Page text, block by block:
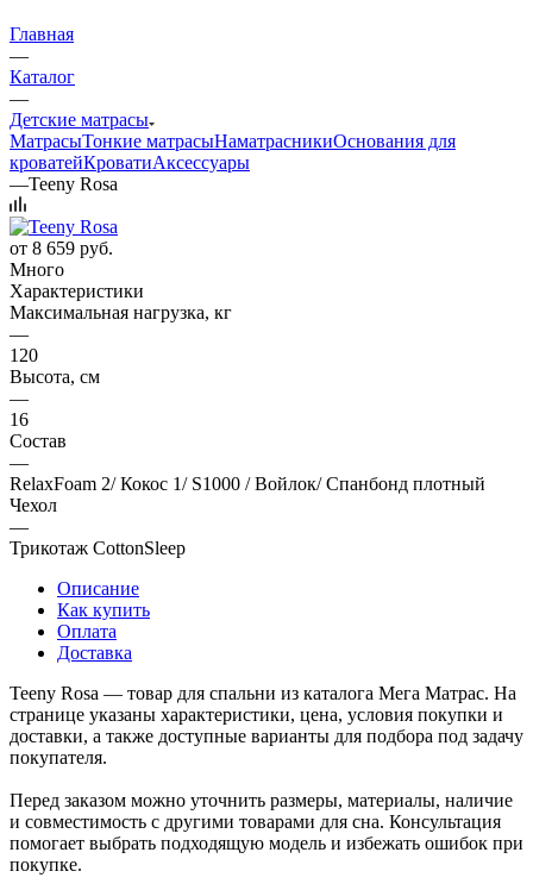
Главная
—
Каталог
—
Детские матрасы
МатрасыТонкие матрасыНаматрасникиОснования для
кроватейКроватиАксессуары
—Teeny Rosa
от 8 659 руб.
Много
Характеристики
Максимальная нагрузка, кг
—
120
Высота, см
—
16
Состав
—
RelaxFoam 2/ Кокос 1/ S1000 / Войлок/ Спанбонд плотный
Чехол
—
Трикотаж CottonSleep
Описание
Как купить
Оплата
Доставка
Teeny Rosa — товар для спальни из каталога Мега Матрас. На
странице указаны характеристики, цена, условия покупки и
доставки, а также доступные варианты для подбора под задачу
покупателя.
Перед заказом можно уточнить размеры, материалы, наличие
и совместимость с другими товарами для сна. Консультация
помогает выбрать подходящую модель и избежать ошибок при
покупке.